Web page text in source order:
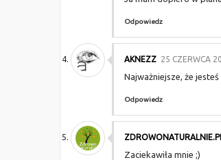
Odpowiedz
AKNEZZ 25 CZERWCA
Najważniejsze, że
Odpowiedz
Zaciekawiła mnie ;)